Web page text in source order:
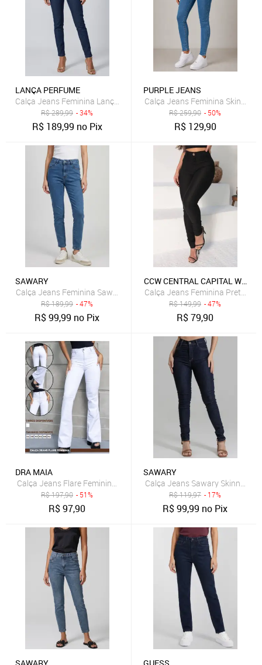
LANÇA PERFUME
Calça Jeans Feminina Lança Perfume Skinny Cintura Alta Azul
R$289,99 - 34%
R$ 189,99 no Pix
PURPLE JEANS
Calça Jeans Feminina Skinny
R$259,90 - 50%
R$ 129,90
SAWARY
Calça Jeans Feminina Sawary Skinny Push Up Azul
R$189,99 - 47%
R$99,99 no Pix
CCW CENTRAL CAPITAL WEAR
Calça Jeans Feminina Preto
R$149,99 - 47%
R$79,90
DRA MAIA
Calça Jeans Flare Feminina Dra Maia Branca
R$197,90 - 51%
R$97,90
SAWARY
Calça Jeans Sawary Skinny
R$119,97 - 17%
R$99,99 no Pix